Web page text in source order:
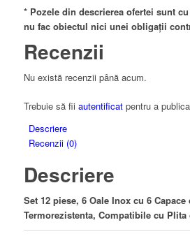
* Pozele din descrierea ofertei sunt
nu fac obiectul nici unei obligații
Recenzii
Nu există recenzii până acum.
Trebuie să fii autentificatpentru a
Descriere
Recenzii (0)
Descriere
Set 12 piese, 6 Oale Inox cu 6
Termorezistenta, Compatibile cu